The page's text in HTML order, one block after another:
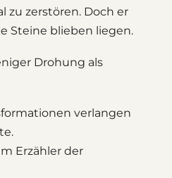
zu zerstören. Doch er
Steine blieben liegen.
Drohung als
verlangen
Erzähler der